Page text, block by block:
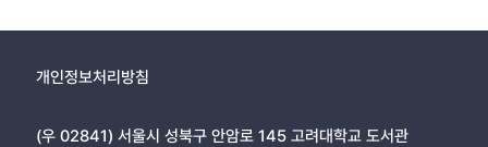
개인정보처리방침
(우 02841) 서울시 성북구 안암로 145 고려대학교 도서관